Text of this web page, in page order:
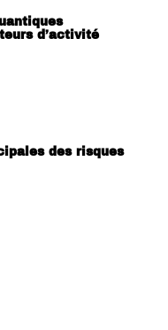
d’activité
des risques